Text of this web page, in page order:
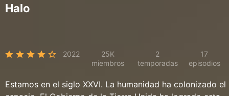
Halo
2022
25K
miembros
2
temporadas
17
episodios
Estamos en el siglo XXVI. La humanidad ha colonizado el